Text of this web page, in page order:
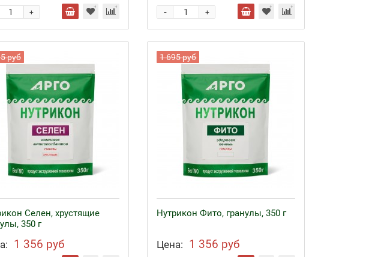
+ +
-
руб
Селен, хрустящие
350 г
1 356 руб
1 695 руб
Нутрикон Фито, гранулы, 350 г
Цена: 1 356 руб